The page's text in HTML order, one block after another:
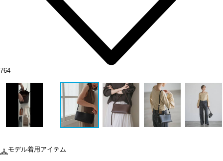
764
モデル着用アイテム